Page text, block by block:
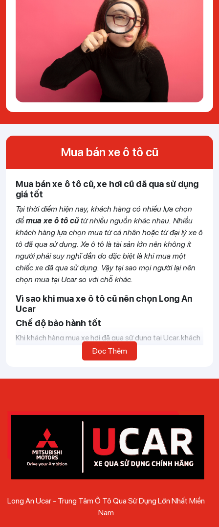
Mua bán xe ô tô cũ
Mua bán xe ô tô cũ, xe hơi cũ đã qua sử dụng
giá tốt
Tại thời điểm hiện nay, khách hàng có nhiều lựa chọn
đểmua xe ô tô cũtừ nhiều nguồn khác nhau. Nhiều
khách hàng lựa chọn mua từ cá nhân hoặc từ đại lý xe ô
tô đã qua sử dụng. Xe ô tô là tài sản lớn nên không ít
người phải suy nghĩ đắn đo đặc biệt là khi mua một
chiếc xe đã qua sử dụng. Vậy tại sao mọi người lại nên
chọn mua tại Ucar so với chỗ khác.
Vì sao khi mua xe ô tô cũ nên chọn Long An
Ucar
Chế độ bảo hành tốt
Khi khách hàng mua xe hơi đã qua sử dụng tại Ucar, khách
hàng sẽ nhận được bảo hành 1 năm hoặc 20.000km,
trong trường hợp xe ô tô vẫn còn bảo hành tại hãng,
Kiểm định chặt chẽ
Việc thu mua xe ô tô cũ đều phải trải qua các bước kiểm
tra nghiêm ngặt. Từng công đoạn đều được các chuyên
gia đối chiếu giấy tờ xác minh lịch sử xe, đảm bảo xe bán ra
phải có số khung, số máy trùng với giấy tờ pháp lý. Động
đảm bảo chiếc xe đạt đủ điều kiện tham gia vận hành.
Khung xe, gầm xe phải được kiểm tra đảm bảo xe chưa
Đọc Thêm
Long An Ucar - Trung Tâm Ô Tô Qua Sử Dụng Lớn Nhất Miền
Nam